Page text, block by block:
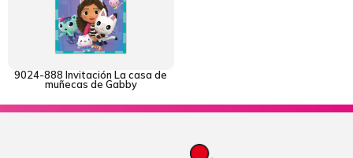
9024-888 Invitación La casa de
muñecas de Gabby